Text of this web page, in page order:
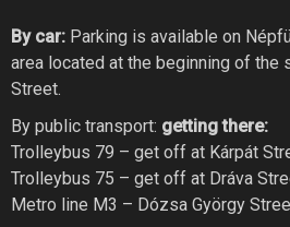
By car: Parking is available on
area located at the beginning of the
Street.
By public transport: getting there:
Trolleybus 79 – get off at Kárpát
Trolleybus 75 – get off at Dráva
Metro line M3 – Dózsa György